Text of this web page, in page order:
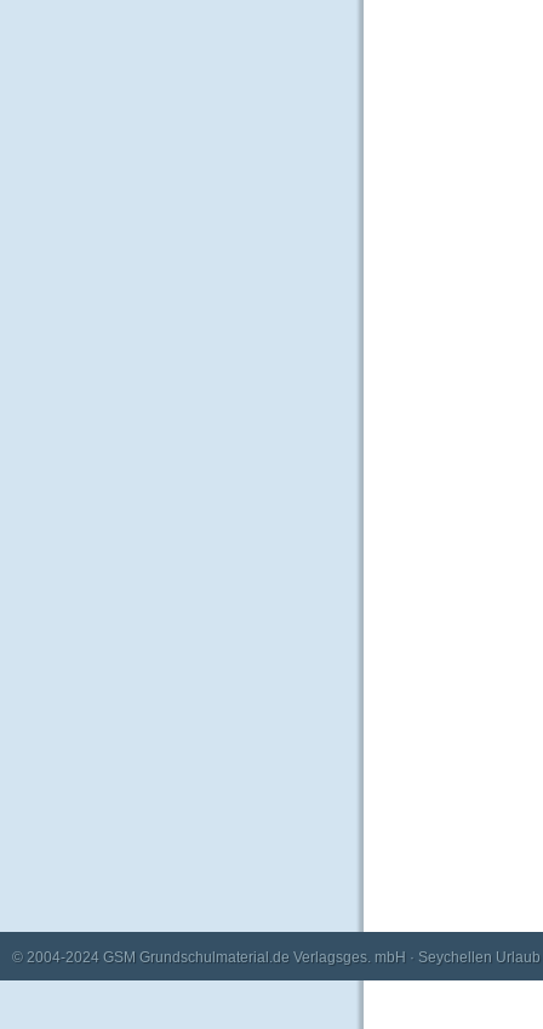
© 2004-2024 GSM Grundschulmaterial.de Verlagsges. mbH · Seychellen Urlaub